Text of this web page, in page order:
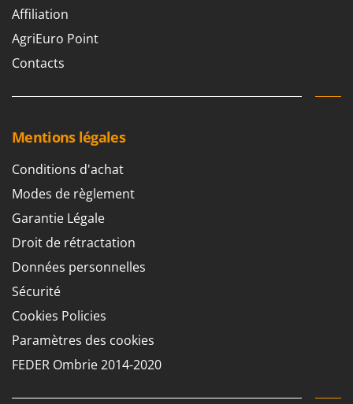
Affiliation
AgriEuro Point
Contacts
Mentions légales
Conditions d'achat
Modes de règlement
Garantie Légale
Droit de rétractation
Données personnelles
Sécurité
Cookies Policies
Paramètres des cookies
FEDER Ombrie 2014-2020